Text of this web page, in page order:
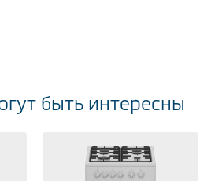
быть интересны